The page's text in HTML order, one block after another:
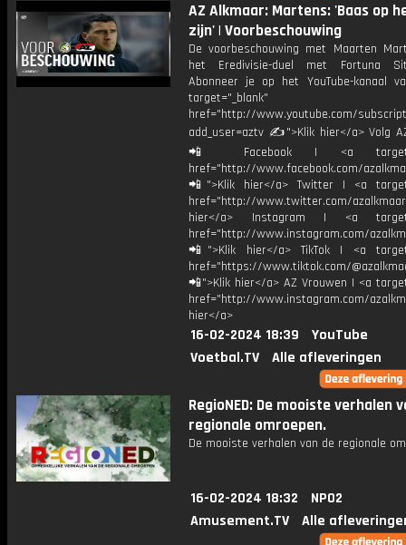
AZ Alkmaar: Martens: 'Baas op
zijn' | Voorbeschouwing
De voorbeschouwing met Maarten
het Eredivisie-duel met Fortuna
Abonneer je op het YouTube-kanaal
target="_blank"
href="http://www.youtube.com/
add_user=aztv ✍">Klik hier</a> Volg
📲 Facebook | <a
href="http://www.facebook.com/
📲">Klik hier</a> Twitter | <a
href="http://www.twitter.com/
hier</a> Instagram | <a
href="http://www.instagram.com/
📲">Klik hier</a> TikTok | <a
href="https://www.tiktok.com/
📲">Klik hier</a> AZ Vrouwen | <a
href="http://www.instagram.com/
hier</a>
16-02-2024 18:39
YouTube
Voetbal.TV
Alle afleveringen
RegioNED: De mooiste verhalen
regionale omroepen.
De mooiste verhalen van de regionale
16-02-2024 18:32
NPO2
Amusement.TV
Alle